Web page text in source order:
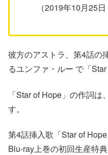
（2019年10月25日
彼方のアストラ、第4話の
るユンファ・ルー で「Star
「Star of Hope」の作詞
す。
第4話挿入歌「Star of
Blu-ray上巻の初回生産特